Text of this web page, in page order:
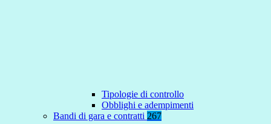
Tipologie di controllo
Obblighi e adempimenti
Bandi di gara e contratti 267